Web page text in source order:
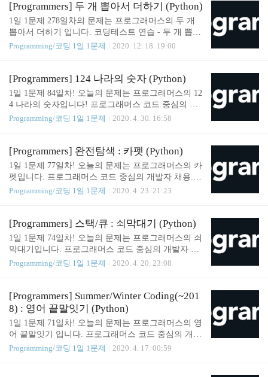
로, 홀수번째 알파벳은 소문자로 바꾼 문자열을 prog
rammers.co.kr 첫 번째 시도 def solution(s): s_list = list
(s) for i in range(len(s_list)): if i % 2 == 0: s_list[i] = s_
answer = "".join(s_list) return answer 이 문제는 짝수..
[Programmers] 두 개 뽑아서 더하기 (Python)
1일 1문제 278일차의 문제는 프로그래머스의 두 개
뽑아서 더하기 입니다. 코딩테스트 연습 - 두 개 뽑아
서 더하기 정수 배열 numbers가 주어집니다. numbers
담아 return 하도록 solution 함수를 완성해주세요. 제
한 programmers.co.kr Solution from itertools import co
mbinations def solution(numbers): return list(sorted(set
2)]))) Solution 해설 먼저 이 문제는 숫자가 담긴 리스
Programming/코딩 1일 1문제 2020. 12. 18. 19:00
[Programmers] 124 나라의 숫자 (Python)
1일 1문제 84일차! 오늘의 문제는 프로그래머스의 12
4 나라의 숫자입니다! 프로그래머스 코드 중심의 개
발자 채용. 스택 기반의 포지션 매칭. 프로그래머스
o.kr Solution def solution(n): answer = "" while n > 0:
n, i = divmod(n, 3) if i == 0: n = n - 1 answer = '412'[i]
+ answer return answer SOMJANG/CODINGTEST_PR
MJANG/CODINGTEST_PRACTICE development by ..
Programming/코딩 1일 1문제 2020. 4. 30. 16:58
[Programmers] 완전탐색 : 카펫 (Python)
1일 1문제 77일차! 오늘의 문제는 프로그래머스의 카
펫입니다. 프로그래머스 코드 중심의 개발자 채용.
스택 기반의 포지션 매칭. 프로그래머스의 개발자 맞
def solution(brown, red): answer = [] for red_height in r
ange(1, int(red**0.5) + 1): if red % red_height == 0: re
d_width = red // red_height if (2*red_width) + (2*red_h
ht + 2] break return..
Programming/코딩 1일 1문제 2020. 4. 23. 21:23
[Programmers] 스택/큐 : 쇠막대기 (Python)
1일 1문제 74일차! 오늘의 문제는 프로그래머스의 쇠
막대기입니다. 프로그래머스 코드 중심의 개발자 채
용. 스택 기반의 포지션 매칭. 프로그래머스의 개발
ution def solution(arrangement): sum_num = 0 left = 0 f
or i in range(len(arrangement)): if arrangement[i] == '(':
left = left + 1 elif arrangement[i] == ')': left = left - 1 if
arrangement[i-1] == '(': sum_num = sum_num + left els
e: sum_num = sum..
Programming/코딩 1일 1문제 2020. 4. 20. 23:08
[Programmers] Summer/Winter Coding(~201
8) : 영어 끝말잇기 (Python)
1일 1문제 71일차! 오늘의 문제는 프로그래머스의 영
어 끝말잇기 입니다. 프로그래머스 코드 중심의 개발
자 채용. 스택 기반의 포지션 매칭. 프로그래머스의
Programming/코딩 1일 1문제 2020. 4. 17. 00:59